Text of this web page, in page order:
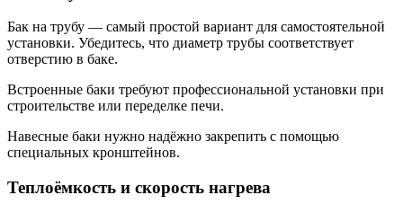
Бак на трубу — самый простой вариант для самостоятельной
установки. Убедитесь, что диаметр трубы соответствует
отверстию в баке.
Встроенные баки требуют профессиональной установки при
строительстве или переделке печи.
Навесные баки нужно надёжно закрепить с помощью
специальных кронштейнов.
Теплоёмкость и скорость нагрева